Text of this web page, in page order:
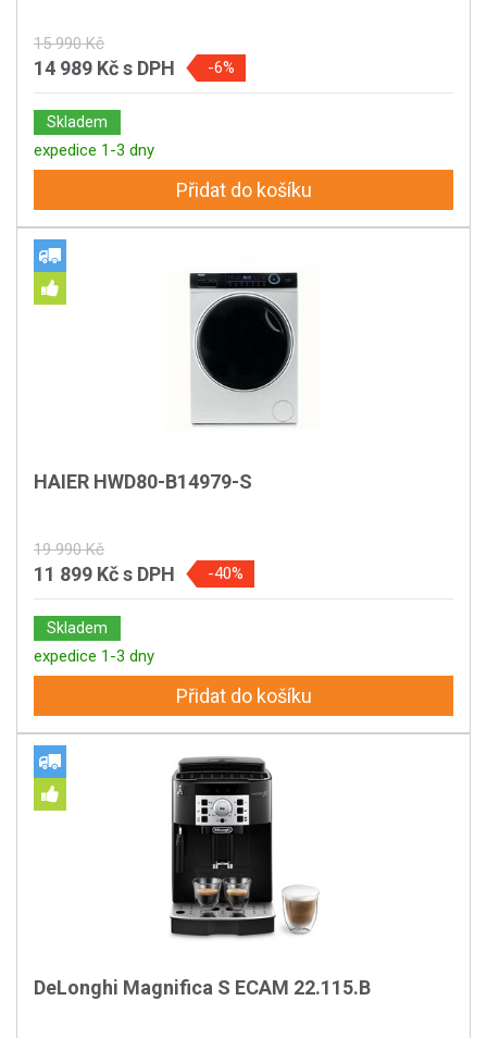
15 990 Kč
14 989 Kčs DPH -6%
Skladem
expedice 1-3 dny
Přidat do košíku
HAIER HWD80-B14979-S
19 990 Kč
11 899 Kčs DPH -40%
Skladem
expedice 1-3 dny
Přidat do košíku
DeLonghi Magnifica S ECAM 22.115.B